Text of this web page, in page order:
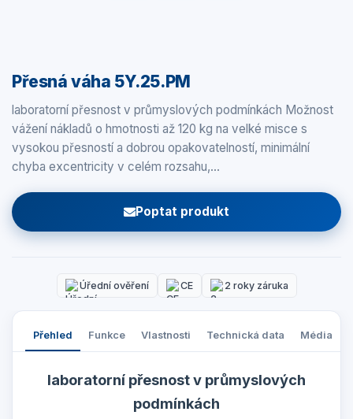
Přesná váha 5Y.25.PM
laboratorní přesnost v průmyslových podmínkách Možnost
vážení nákladů o hmotnosti až 120 kg na velké misce s
vysokou přesností a dobrou opakovatelností, minimální
chyba excentricity v celém rozsahu,…
Poptat produkt
Úřední ověření CE 2 roky záruka
Přehled Funkce Vlastnosti Technická data Média
laboratorní přesnost v průmyslových
podmínkách